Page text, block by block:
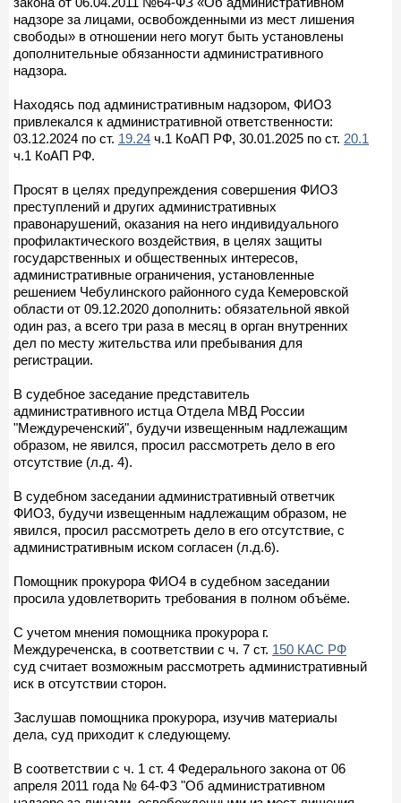
надзоре за лицами, освобожденными из мест лишения
свободы» в отношении него могут быть установлены
дополнительные обязанности административного
надзора.
Находясь под административным надзором, ФИО3
привлекался к административной ответственности:
03.12.2024 по ст. 19.24 ч.1 КоАП РФ, 30.01.2025 по ст. 20.1
ч.1 КоАП РФ.
Просят в целях предупреждения совершения ФИО3
преступлений и других административных
правонарушений, оказания на него индивидуального
профилактического воздействия, в целях защиты
государственных и общественных интересов,
административные ограничения, установленные
решением Чебулинского районного суда Кемеровской
области от 09.12.2020 дополнить: обязательной явкой
один раз, а всего три раза в месяц в орган внутренних
дел по месту жительства или пребывания для
регистрации.
В судебное заседание представитель
административного истца Отдела МВД России
"Междуреченский", будучи извещенным надлежащим
образом, не явился, просил рассмотреть дело в его
отсутствие (л.д. 4).
В судебном заседании административный ответчик
ФИО3, будучи извещенным надлежащим образом, не
явился, просил рассмотреть дело в его отсутствие, с
административным иском согласен (л.д.6).
Помощник прокурора ФИО4 в судебном заседании
просила удовлетворить требования в полном объёме.
С учетом мнения помощника прокурора г.
Междуреченска, в соответствии с ч. 7 ст. 150 КАС РФ
суд считает возможным рассмотреть административный
иск в отсутствии сторон.
Заслушав помощника прокурора, изучив материалы
дела, суд приходит к следующему.
В соответствии с ч. 1 ст. 4 Федерального закона от 06
апреля 2011 года № 64-ФЗ "Об административном